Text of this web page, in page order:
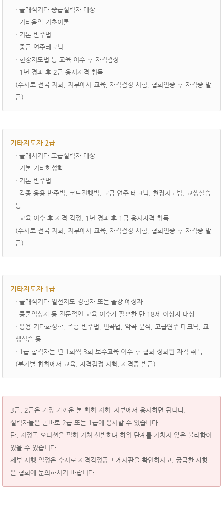
· ­클래식기타 중급실력자 대상
· 기타음악 기초이론
· 기본 반주법
· 중급 연주테크닉
· 현장지도법 등 교육 이수 후 자격검정
· 1년 경과 후 2급 응시자격 취득
(수시로 전국 지회, 지부에서 교육, 자격검정 시험, 협회인증 후 자격증 발
급)
기타지도자 2급
· ­클래시기타 고급실력자 대상
· 기본 기타화성학
· 기본 반주법
· 각종 응용 반주법, 코드진행법, 고급 연주 테크닉, 현장지도법, 교생실습
등
· 교육 이수 후 자격 검정, 1년 경과 후 1급 응시자격 취득
(수시로 전국 지회, 지부에서 교육, 자격검정 시험, 협회인증 후 자격증 발
급)
기타지도자 1급
· 클래식기타 일선지도 경험자 또는 출강 예정자
· 콩쿨입상자 등 전문적인 교육 이수가 필요한 만 18세 이상자 대상
· 응용 기타화성학, 즉흥 반주법, 편곡법, 악곡 분석, 고급연주 테크닉, 교
생실습 등
· 1급 합격자는 년 1회씩 3회 보수교육 이수 후 협회 정회원 자격 취득
(분기별 협회에서 교육, 자격검정 시험, 자격증 발급)
3급, 2급은 가장 가까운 본 협회 지회, 지부에서 응시하면 됩니다.
실력자들은 곧바로 2급 또는 1급에 응시할 수 있습니다.
단, 지정곡 오디션을 필히 거쳐 선발하며 하위 단계를 거치지 않은 불리함이
있을 수 있습니다.
세부 시행 일정은 수시로 자격검정공고 게시판을 확인하시고, 궁금한 사항
은 협회에 문의하시기 바랍니다.